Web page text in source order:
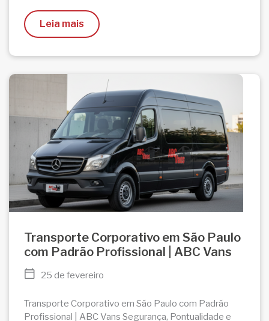
Leia mais
Transporte Corporativo em São Paulo
com Padrão Profissional | ABC Vans
25 de fevereiro
Transporte Corporativo em São Paulo com Padrão
Profissional | ABC Vans Segurança, Pontualidade e